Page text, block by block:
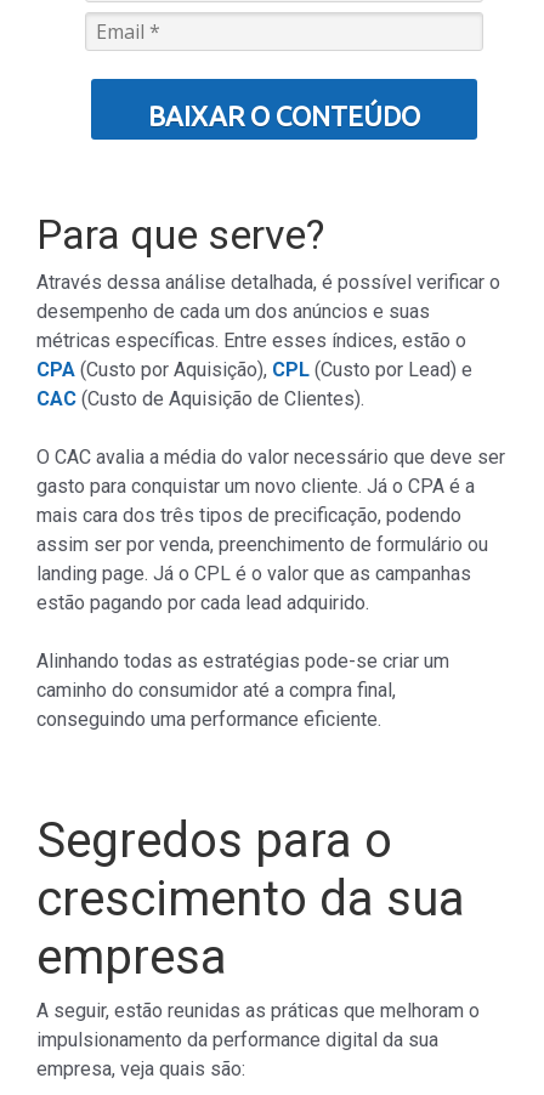
BAIXAR O CONTEÚDO
Para que serve?
Através dessa análise detalhada, é possível verificar o
desempenho de cada um dos anúncios e suas
métricas específicas. Entre esses índices, estão o
CPA (Custo por Aquisição), CPL (Custo por Lead) e
CAC (Custo de Aquisição de Clientes).
O CAC avalia a média do valor necessário que deve ser
gasto para conquistar um novo cliente. Já o CPA é a
mais cara dos três tipos de precificação, podendo
assim ser por venda, preenchimento de formulário ou
landing page. Já o CPL é o valor que as campanhas
estão pagando por cada lead adquirido.
Alinhando todas as estratégias pode-se criar um
caminho do consumidor até a compra final,
conseguindo uma performance eficiente.
Segredos para o
crescimento da sua
empresa
A seguir, estão reunidas as práticas que melhoram o
impulsionamento da performance digital da sua
empresa, veja quais são: